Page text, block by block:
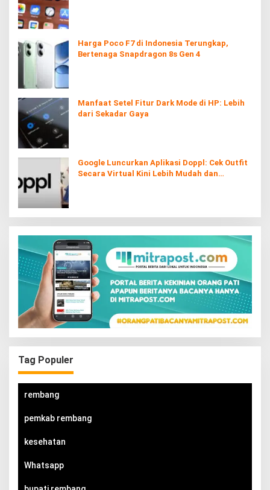
Harga Poco F7 di Indonesia Terungkap,
Bertenaga Snapdragon 8s Gen 4
Manfaat Setel Fitur Dark Mode di HP: Lebih
dari Sekadar Gaya
Google Luncurkan Aplikasi Doppl: Cek Outfit
Secara Virtual Kini Lebih Mudah dan
Tag Populer
rembang
pemkab rembang
kesehatan
Whatsapp